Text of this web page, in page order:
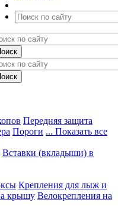
Передняя защита
Пороги ... Показать все
Вставки (вкладыши) в
Крепления для лыж и
крышу Велокрепления на